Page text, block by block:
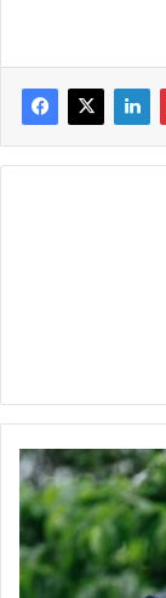
A
lenda
que
transformou
o
golfe